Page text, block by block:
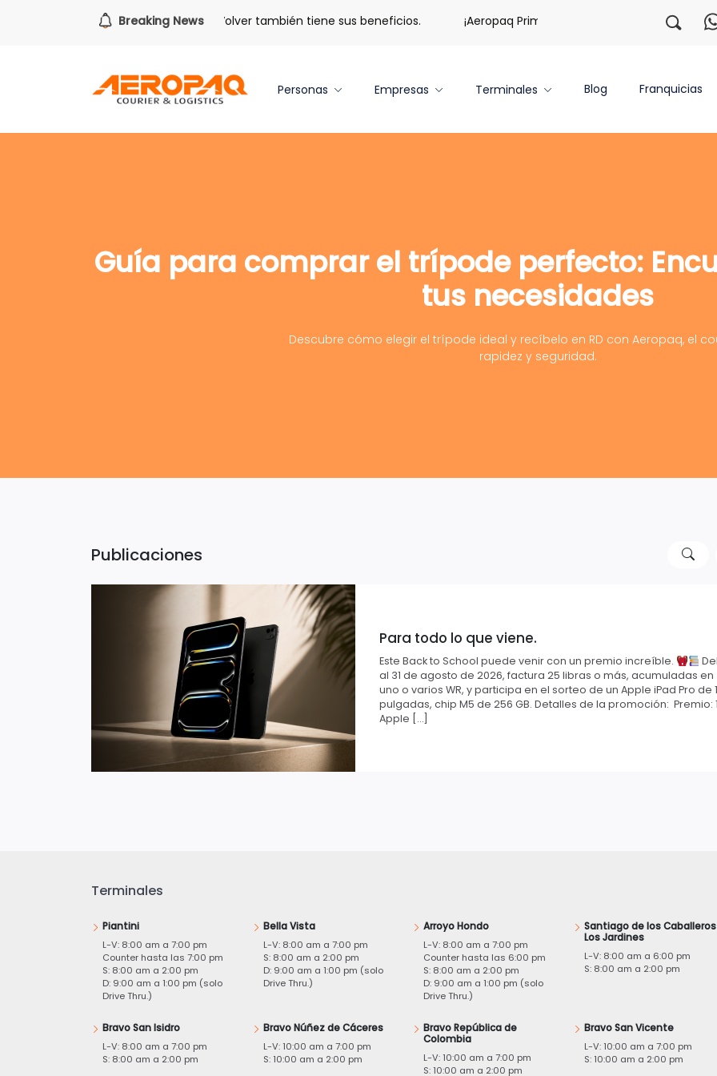
Breaking News
Para todo lo que viene. Volver también tiene sus beneficios. ¡Aeropaq Prime TE DA MÁS! ¡Regístrate
Personas Empresas Terminales Blog Franquicias
Guía para comprar el trípode perfecto:
tus necesidades
Descubre cómo elegir el trípode ideal y recíbelo en RD con Aeropaq, el
rapidez y seguridad.
Publicaciones
Para todo lo que viene.
Este Back to School puede venir con un premio increíble.
al 31 de agosto de 2026, factura 25 libras o más, acumuladas en
uno o varios WR, y participa en el sorteo de un Apple iPad Pro de
pulgadas, chip M5 de 256 GB. Detalles de la promoción: Premio: 1
Apple […]
Terminales
Piantini
L-V: 8:00 am a 7:00 pm
Counter hasta las 7:00 pm
S: 8:00 am a 2:00 pm
D: 9:00 am a 1:00 pm (solo
Drive Thru.)
Bella Vista
L-V: 8:00 am a 7:00 pm
S: 8:00 am a 2:00 pm
D: 9:00 am a 1:00 pm (solo
Drive Thru.)
Arroyo Hondo
L-V: 8:00 am a 7:00 pm
Counter hasta las 6:00 pm
S: 8:00 am a 2:00 pm
D: 9:00 am a 1:00 pm (solo
Drive Thru.)
Santiago de los
Los Jardines
L-V: 8:00 am a 6:00 pm
S: 8:00 am a 2:00 pm
Bravo San Isidro
L-V: 8:00 am a 7:00 pm
S: 8:00 am a 2:00 pm
Bravo Núñez de Cáceres
L-V: 10:00 am a 7:00 pm
S: 10:00 am a 2:00 pm
Bravo República de
Colombia
L-V: 10:00 am a 7:00 pm
S: 10:00 am a 2:00 pm
Bravo San Vicente
L-V: 10:00 am a 7:00 pm
S: 10:00 am a 2:00 pm